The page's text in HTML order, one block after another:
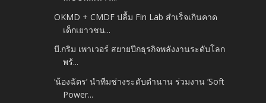
OKMD + CMDF ปลื้ม Fin Lab สำเร็จเกินคาด
เด็กเยาวชน...
บี.กริม เพาเวอร์ สยายปีกธุรกิจพลังงานระดับโลก
พร้...
‘น้องฉัตร’ นำทีมช่างระดับตำนาน ร่วมงาน ‘Soft
Power...